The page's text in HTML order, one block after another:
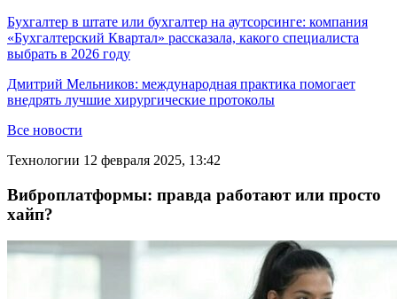
Бухгалтер в штате или бухгалтер на аутсорсинге: компания
«Бухгалтерский Квартал» рассказала, какого специалиста
выбрать в 2026 году
Дмитрий Мельников: международная практика помогает
внедрять лучшие хирургические протоколы
Все новости
Технологии 12 февраля 2025, 13:42
Виброплатформы: правда работают или просто
хайп?